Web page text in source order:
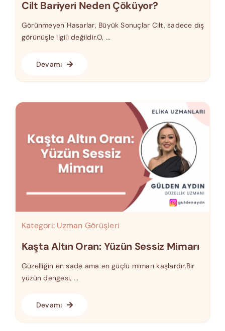
Cilt Bariyeri Neden Çöküyor?
Görünmeyen Hasarlar, Büyük Sonuçlar Cilt, sadece dış
görünüşle ilgili değildir.O, ...
Devamı
Kategori: Uzman Görüşleri
Kaşta Altın Oran: Yüzün Sessiz Mimarı
Güzelliğin en sade ama en güçlü mimarı kaşlardır.Bir
yüzün dengesi, ...
Devamı